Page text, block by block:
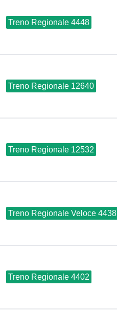
Treno Regionale 4448
Treno Regionale 12640
Treno Regionale 12532
Treno Regionale Veloce 4438
Treno Regionale 4402